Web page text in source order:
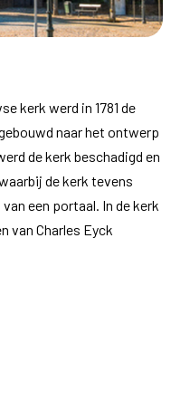
kerk werd in 1781 de
naar het ontwerp
de kerk beschadigd en
de kerk tevens
een portaal. In de kerk
van Charles Eyck